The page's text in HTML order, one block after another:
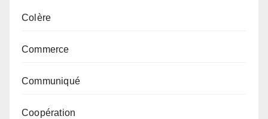
Colère
Commerce
Communiqué
Coopération